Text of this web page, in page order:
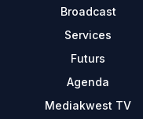
Broadcast
Services
Futurs
Agenda
Mediakwest TV